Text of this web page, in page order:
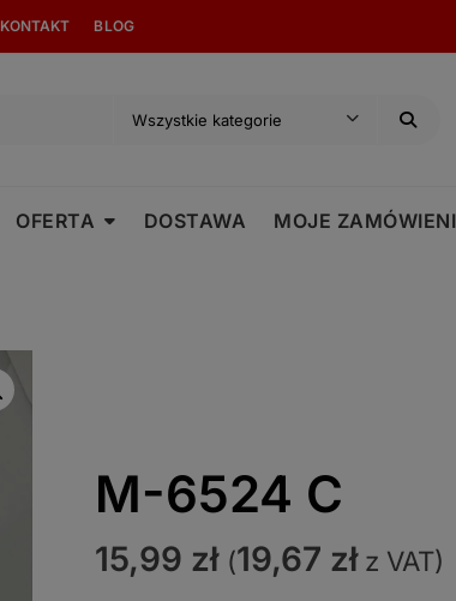
KONTAKT BLOG
OFERTA DOSTAWA MOJE
M-6524 C
15,99 zł (19,67 złz VAT)